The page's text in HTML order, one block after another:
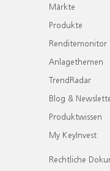
Märkte
Produkte
Renditemonitor
Anlagethemen
TrendRadar
Blog &
Produktwissen
My KeyInvest
Rechtliche